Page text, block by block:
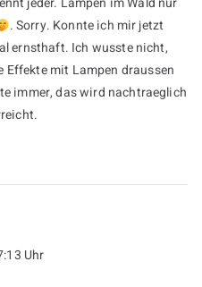
. Sorry. Konnte ich mir jetzt
ernsthaft. Ich wusste nicht,
Effekte mit Lampen draussen
immer, das wird nachtraeglich
Uhr